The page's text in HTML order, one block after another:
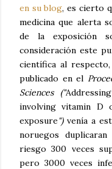
en su blog, es cierto
medicina que alerta
de la exposición
consideración este
científica al
publicado en el
Sciences ("
involving vitamin D
exposure")venía a
noruegos
riesgo 300 veces
pero 3000 veces